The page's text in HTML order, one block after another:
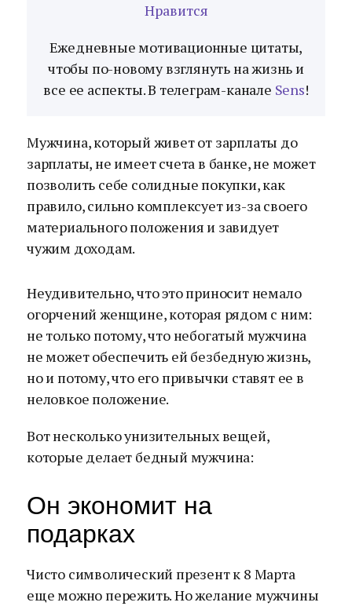
Нравится
Ежедневные мотивационные цитаты,
чтобы по-новому взглянуть на жизнь и
все ее аспекты. В телеграм-канале Sens!
Мужчина, который живет от зарплаты до
зарплаты, не имеет счета в банке, не может
позволить себе солидные покупки, как
правило, сильно комплексует из-за своего
материального положения и завидует
чужим доходам.
Неудивительно, что это приносит немало
огорчений женщине, которая рядом с ним:
не только потому, что небогатый мужчина
не может обеспечить ей безбедную жизнь,
но и потому, что его привычки ставят ее в
неловкое положение.
Вот несколько унизительных вещей,
которые делает бедный мужчина:
Он экономит на
подарках
Чисто символический презент к 8 Марта
еще можно пережить. Но желание мужчины